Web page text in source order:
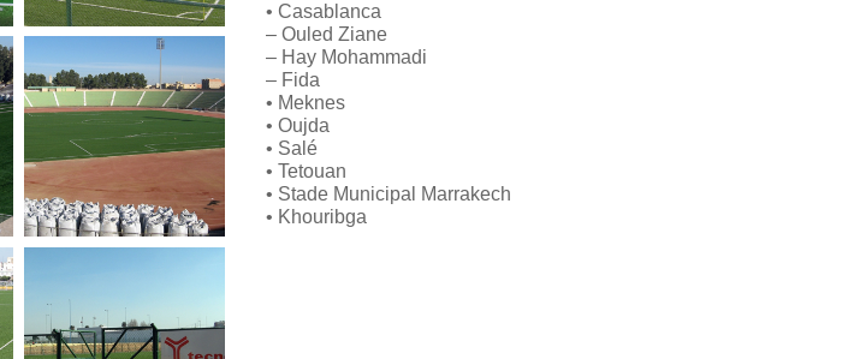
• Casablanca
– Ouled Ziane
– Hay Mohammadi
– Fida
• Meknes
• Oujda
• Salé
• Tetouan
• Stade Municipal Marrakech
• Khouribga